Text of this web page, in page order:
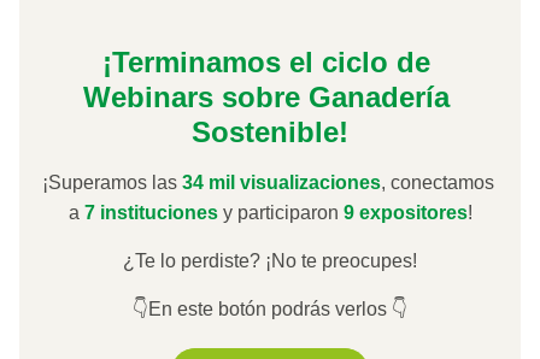
¡Terminamos el ciclo de
Webinars sobre Ganadería
Sostenible!
¡Superamos las 34 mil visualizaciones, conectamos
a 7 instituciones y participaron 9 expositores!
¿Te lo perdiste? ¡No te preocupes!
👇En este botón podrás verlos 👇